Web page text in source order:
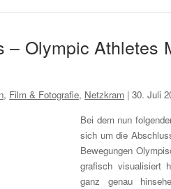
– Olympic Athletes
, Film & Fotografie, Netzkram |30. Juli
Bei dem nun
sich um die
Bewegungen
grafisch visualisiert
ganz genau